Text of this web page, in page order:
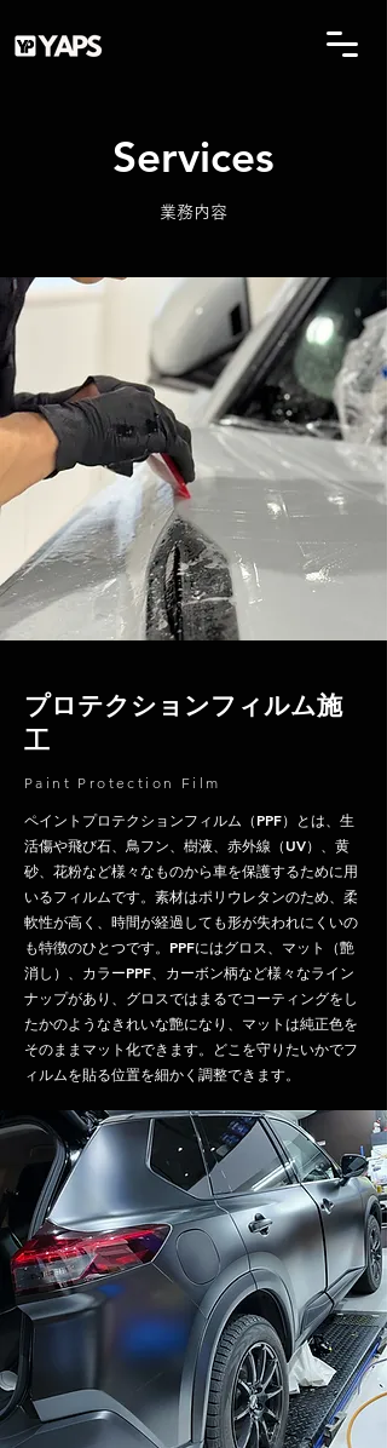
Services
業務内容
プロテクションフィルム施
工
Paint Protection Film
ペイントプロテクションフィルム（PPF）とは、生
活傷や飛び石、鳥フン、樹液、赤外線（UV）、黄
砂、花粉など様々なものから車を保護するために用
いるフィルムです。素材はポリウレタンのため、柔
軟性が高く、時間が経過しても形が失われにくいの
も特徴のひとつです。PPFにはグロス、マット（艶
消し）、カラーPPF、カーボン柄など様々なライン
ナップがあり、グロスではまるでコーティングをし
たかのようなきれいな艶になり、マットは純正色を
そのままマット化できます。どこを守りたいかでフ
ィルムを貼る位置を細かく調整できます​。